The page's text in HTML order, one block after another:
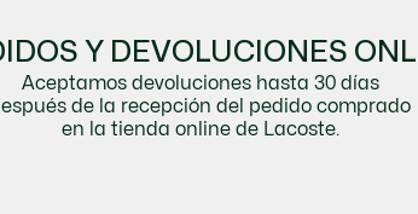
Y DEVOLUCIONES
Aceptamos devoluciones hasta 30 días
de la recepción del pedido comprado
en la tienda online de Lacoste.